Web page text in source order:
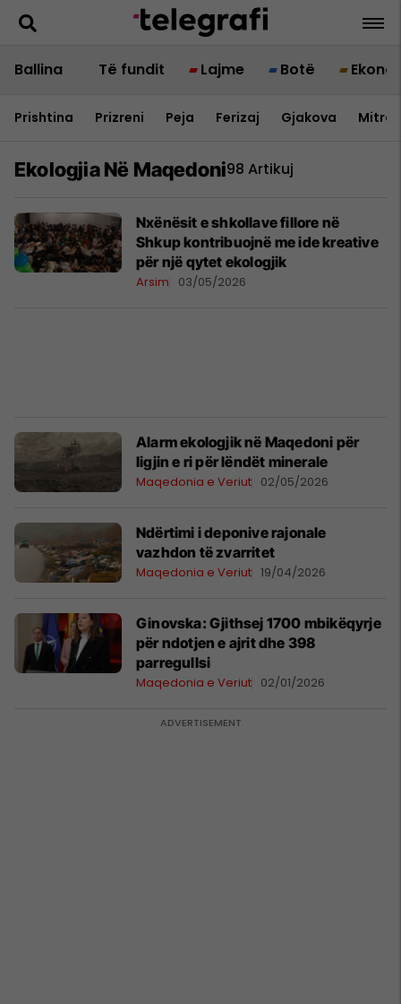
Ballina Të fundit Lajme Botë
Prishtina Prizreni Peja Ferizaj Gjakova
Ekologjia Në Maqedoni98 Artikuj
Nxënësit e shkollave fillore në
Shkup kontribuojnë me ide kreative
për një qytet ekologjik
Arsim 03/05/2026
Alarm ekologjik në Maqedoni për
ligjin e ri për lëndët minerale
Maqedonia e Veriut 02/05/2026
Ndërtimi i deponive rajonale
vazhdon të zvarritet
Maqedonia e Veriut 19/04/2026
Ginovska: Gjithsej 1700 mbikëqyrje
për ndotjen e ajrit dhe 398
parregullsi
Maqedonia e Veriut 02/01/2026